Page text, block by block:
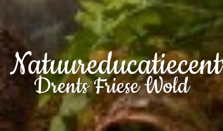
Drents Friese Wold